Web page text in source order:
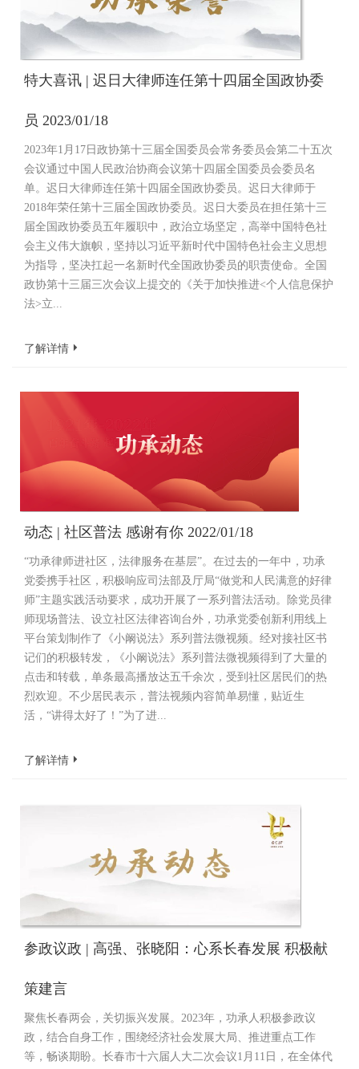
特大喜讯 | 迟日大律师连任第十四届全国政协委
员 2023/01/18
2023年1月17日政协第十三届全国委员会常务委员会第二十五次
会议通过中国人民政治协商会议第十四届全国委员会委员名
单。迟日大律师连任第十四届全国政协委员。迟日大律师于
2018年荣任第十三届全国政协委员。迟日大委员在担任第十三
届全国政协委员五年履职中，政治立场坚定，高举中国特色社
会主义伟大旗帜，坚持以习近平新时代中国特色社会主义思想
为指导，坚决扛起一名新时代全国政协委员的职责使命。全国
政协第十三届三次会议上提交的《关于加快推进<个人信息保护
法>立...
了解详情
动态 | 社区普法 感谢有你 2022/01/18
“功承律师进社区，法律服务在基层”。在过去的一年中，功承
党委携手社区，积极响应司法部及厅局“做党和人民满意的好律
师”主题实践活动要求，成功开展了一系列普法活动。除党员律
师现场普法、设立社区法律咨询台外，功承党委创新利用线上
平台策划制作了《小阚说法》系列普法微视频。经对接社区书
记们的积极转发，《小阚说法》系列普法微视频得到了大量的
点击和转载，单条最高播放达五千余次，受到社区居民们的热
烈欢迎。不少居民表示，普法视频内容简单易懂，贴近生
活，“讲得太好了！”为了进...
了解详情
参政议政 | 高强、张晓阳：心系长春发展 积极献
策建言
聚焦长春两会，关切振兴发展。2023年，功承人积极参政议
政，结合自身工作，围绕经济社会发展大局、推进重点工作
等，畅谈期盼。长春市十六届人大二次会议1月11日，在全体代